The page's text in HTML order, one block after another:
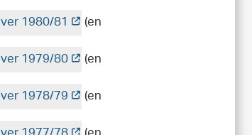
1980/81 (en
1979/80 (en
1978/79 (en